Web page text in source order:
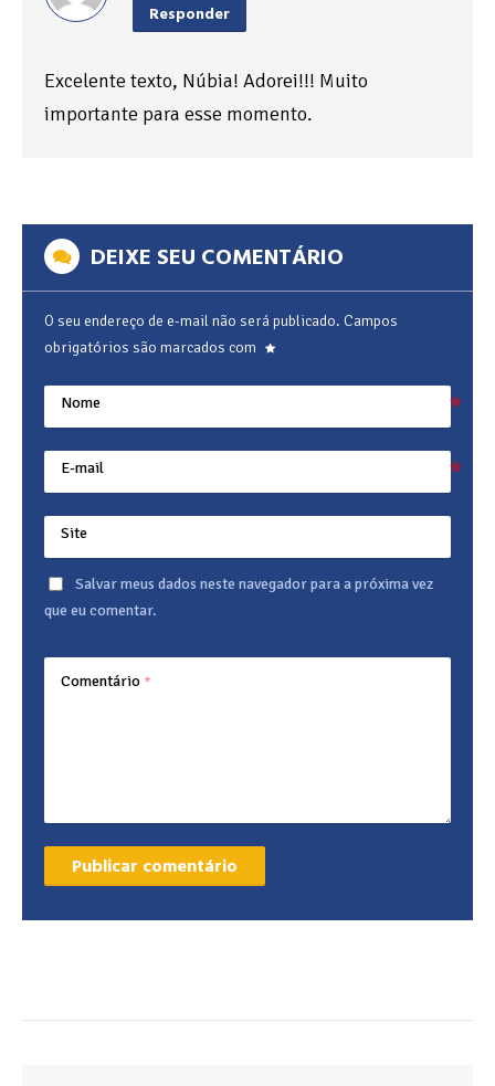
Responder
Excelente texto, Núbia! Adorei!!! Muito
importante para esse momento.
DEIXE SEU COMENTÁRIO
O seu endereço de e-mail não será publicado. Campos
obrigatórios são marcados com
Nome
E-mail
Site
Salvar meus dados neste navegador para a próxima vez
que eu comentar.
Comentário *